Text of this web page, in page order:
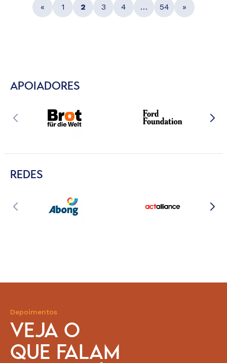
« 1 2 3 4 … 54 »
APOIADORES
REDES
Depoimentos
VEJA O
QUE FALAM